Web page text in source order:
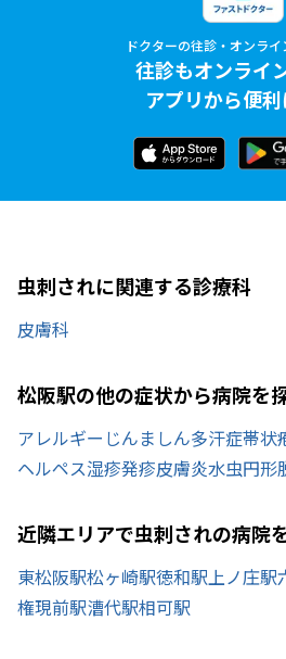
ドクターの往診・オンライ
往診もオンライ
アプリから便
虫刺されに関連する診療科
皮膚科
松阪駅の他の症状から病院を
アレルギー じんましん多汗症帯状
ヘルペス湿疹発疹皮膚炎水虫円形
近隣エリアで虫刺されの病院
東松阪駅松ヶ崎駅徳和駅 上ノ庄駅
権現前駅漕代駅相可駅